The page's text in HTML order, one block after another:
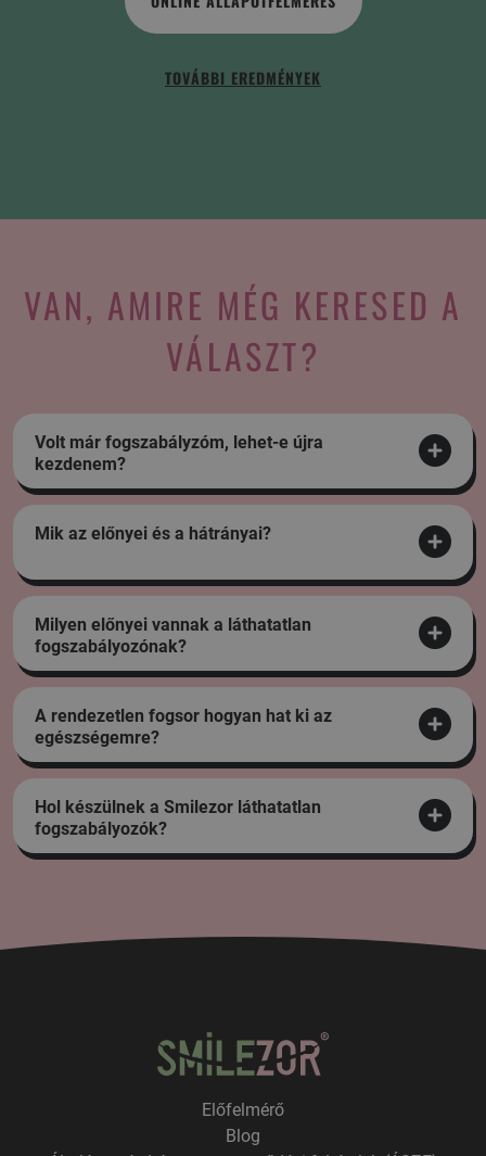
TOVÁBBI EREDMÉNYEK
VAN, AMIRE MÉG KERESED A
VÁLASZT?
Volt már fogszabályzóm, lehet-e újra
kezdenem?
Mik az előnyei és a hátrányai?
Milyen előnyei vannak a láthatatlan
fogszabályozónak?
A rendezetlen fogsor hogyan hat ki az
egészségemre?
Hol készülnek a Smilezor láthatatlan
fogszabályozók?
Előfelmérő
Blog